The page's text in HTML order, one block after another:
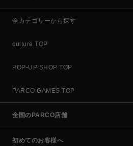
全カテゴリーから探す
culture TOP
POP-UP SHOP TOP
PARCO GAMES TOP
全国のPARCO店舗
初めてのお客様へ